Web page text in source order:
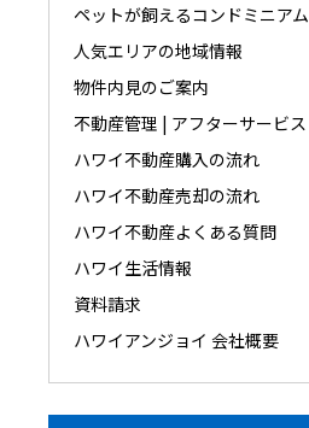
ペットが飼えるコンドミニアム
人気エリアの地域情報
物件内見のご案内
不動産管理 | アフターサービス
ハワイ不動産購入の流れ
ハワイ不動産売却の流れ
ハワイ不動産よくある質問
ハワイ生活情報
資料請求
ハワイアンジョイ 会社概要